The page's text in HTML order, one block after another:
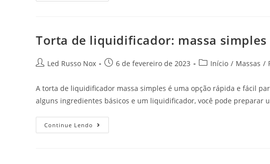
Torta de liquidificador: massa simples
Led Russo Nox 6 de fevereiro de 2023 Início / Massas /
A torta de liquidificador massa simples é uma opção rápida e fácil
alguns ingredientes básicos e um liquidificador, você pode preparar
Continue Lendo